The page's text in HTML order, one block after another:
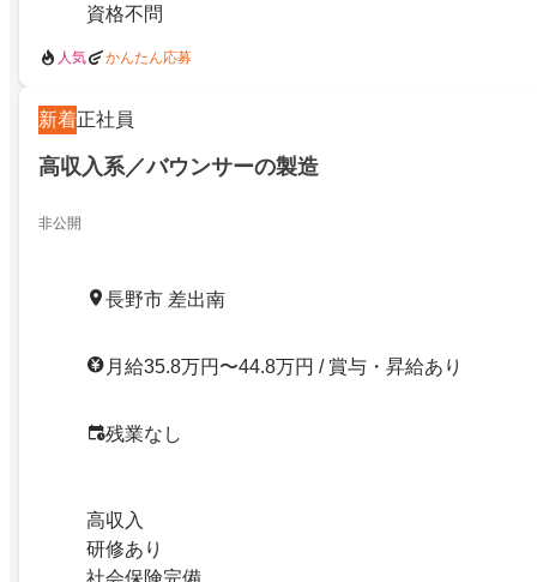
資格不問
人気 かんたん応募
新着正社員
高収入系／バウンサーの製造
非公開
長野市 差出南
月給35.8万円〜44.8万円 / 賞与・昇給あり
残業なし
高収入
研修あり